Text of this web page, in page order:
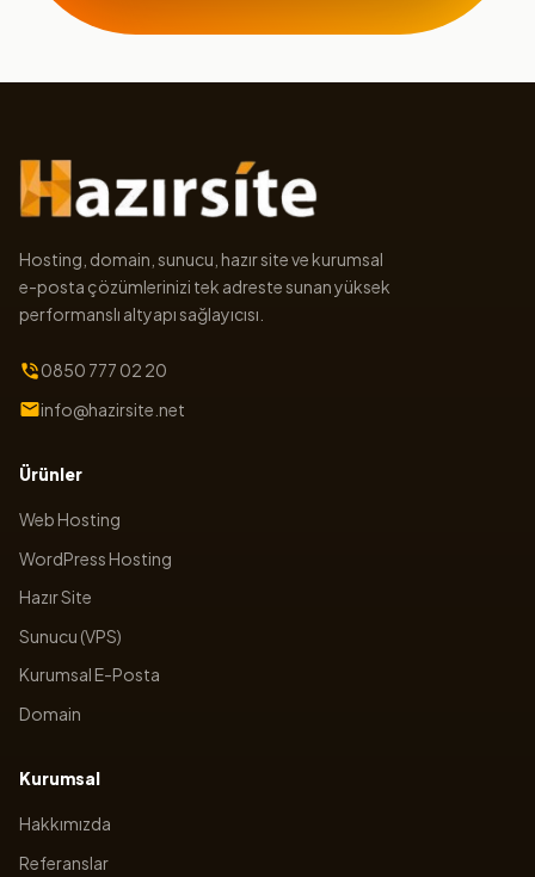
Hosting, domain, sunucu, hazır site ve kurumsal
e-posta çözümlerinizi tek adreste sunan yüksek
performanslı altyapı sağlayıcısı.
0850 777 02 20
info@hazirsite.net
Ürünler
Web Hosting
WordPress Hosting
Hazır Site
Sunucu (VPS)
Kurumsal E-Posta
Domain
Kurumsal
Hakkımızda
Referanslar